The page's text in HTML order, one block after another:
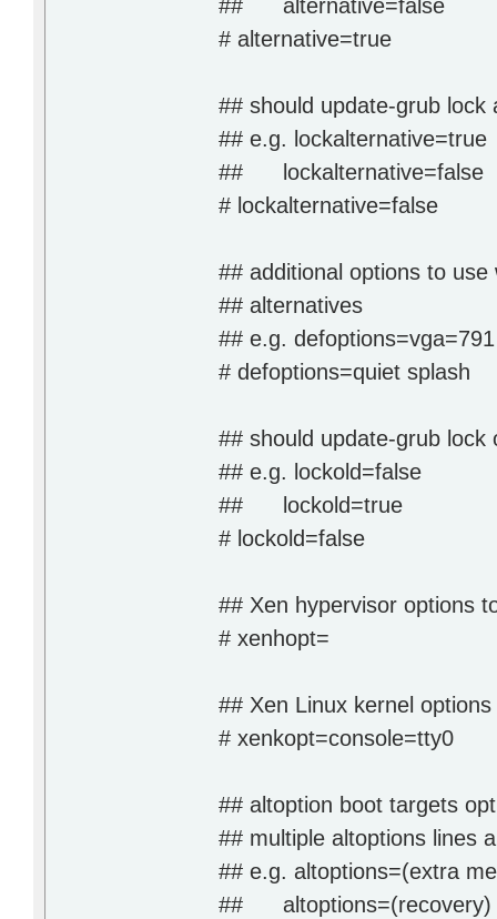
## alternative=false
# alternative=true
## should update-grub
## e.g. lockalternative=true
## lockalternative=false
# lockalternative=false
## additional options to
## alternatives
## e.g.
# defoptions=quiet splash
## should update-grub lock
## e.g. lockold=false
## lockold=true
# lockold=false
## Xen hypervisor options
# xenhopt=
## Xen Linux kernel
# xenkopt=console=tty0
## altoption boot targets
## multiple altoptions lines
## e.g. altoptions=(extra
## altoptions=(recovery)